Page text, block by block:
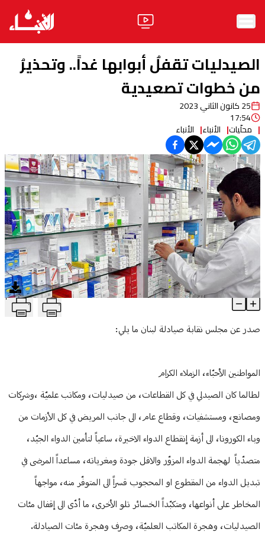
الأخبار
ثقافة ومجتمع
منوعات
آراء
فيديو
مواقف
وليد جنبلاط الحزب
ابحث
الصيدليات تقفلُ أبوابها غداً.. وتحذيرُ
من خطوات تصعيدية
25 كانون الثاني 2023
17:54
محلّيات الأنباء الأنباء
الصيدليات تقفلُ أبوابها غداً.. وتحذيرُ من خطوات تصعيدية T
Article Content
صدر عن مجلس نقابة صيادلة لبنان ما يلي:
المواطنين الأحبّاء، الزملاء الكرام
لطالما كان الصيدلي في كل القطاعات، من صيدليات، ومكاتب علميّة ،وشركات
ومصانع، ومستشفيات، وقطاع عام، الى جانب المريض في كل الأزمات من
وباء الكورونا، الى أزمة إنقطاع الدواء الاخيرة، ساعياً لتأمين الدواء الجيّد،
متصدّياً لهجمة الدواء المزوّر والاقل جودة ومغرياته، مساعداً المرضى في
تبديل الدواء من المقطوع او المحجوب قسراً الى المتوفّر منه، مواجهاً
المخاطر على أنواعها، ومتكبّداً الخسائر تلو الأخرى، ما أدّى الى إقفال مئات
الصيدليات، وهجرة المكاتب العلميّة، وصرف وهجرة مئات الصيادلة.